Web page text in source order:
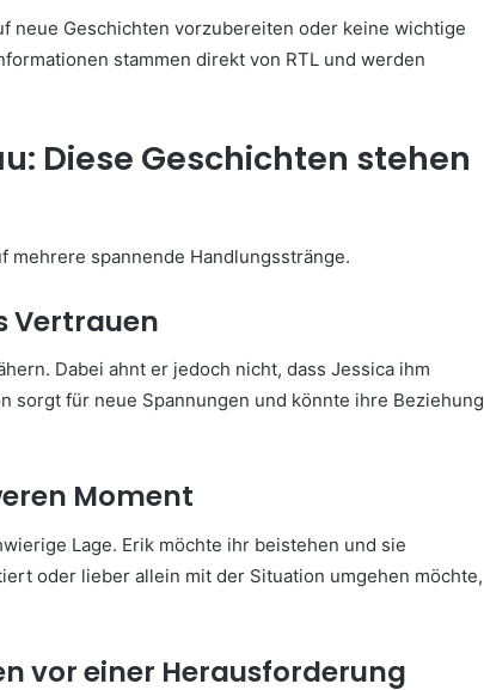
neue Geschichten vorzubereiten oder keine wichtige
stammen direkt von RTL und werden
Diese Geschichten stehen
mehrere spannende Handlungsstränge.
Vertrauen
Dabei ahnt er jedoch nicht, dass Jessica ihm
sorgt für neue Spannungen und könnte ihre Beziehung
Moment
Lage. Erik möchte ihr beistehen und sie
oder lieber allein mit der Situation umgehen möchte,
vor einer Herausforderung